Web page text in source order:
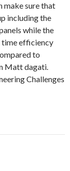
make sure that
including the
while the
efficiency
to
Matt dagati.
Challenges